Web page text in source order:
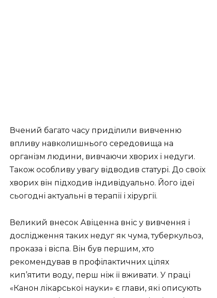
Вчений багато часу приділили вивченню
впливу навколишнього середовища на
організм людини, вивчаючи хворих і недуги.
Також особливу увагу відводив статурі. До своїх
хворих він підходив індивідуально. Його ідеї
сьогодні актуальні в терапії і хірургії.
Великий внесок Авіценна вніс у вивчення і
дослідження таких недуг як чума, туберкульоз,
проказа і віспа. Він був першим, хто
рекомендував в профілактичних цілях
кип’ятити воду, перш ніж її вживати. У праці
«Канон лікарської науки» є глави, які описують